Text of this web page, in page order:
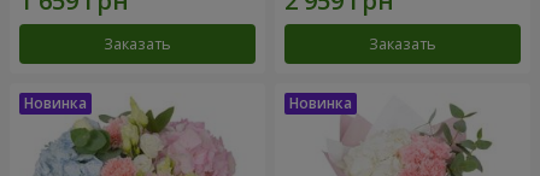
Заказать Заказать